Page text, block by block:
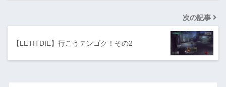
次の記事
【LETITDIE】行こうテンゴク！その2